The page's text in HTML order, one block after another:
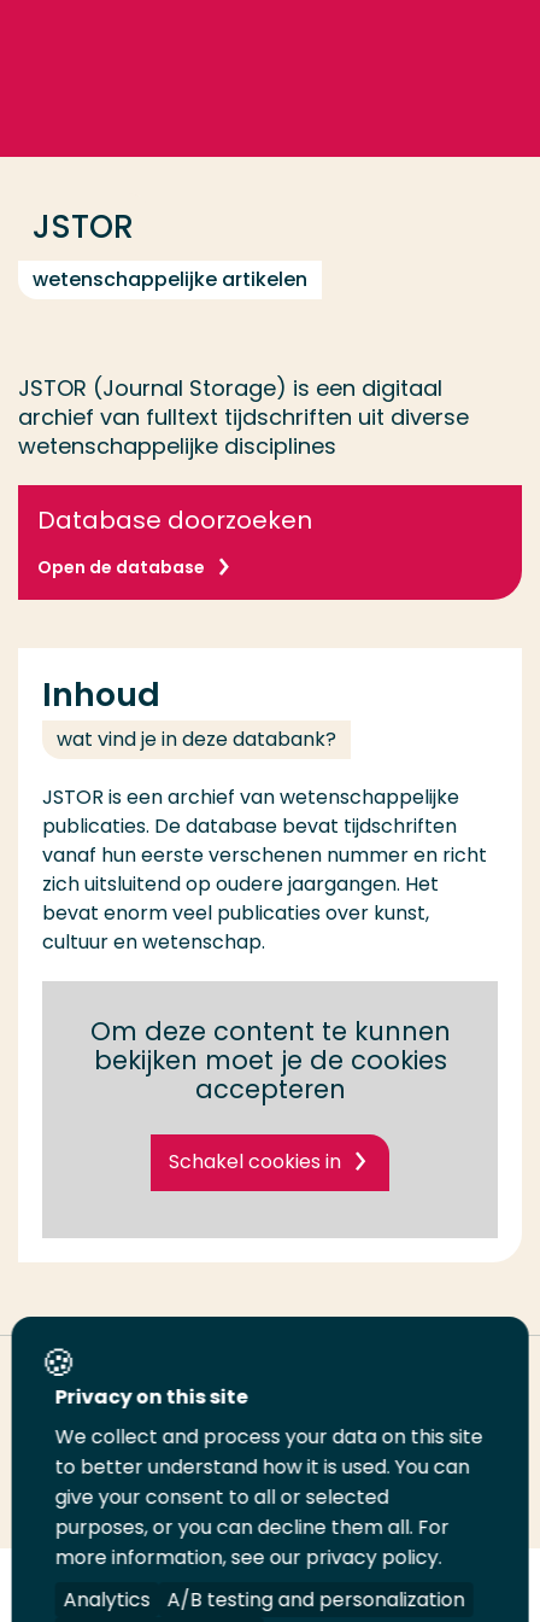
JSTOR
wetenschappelijke artikelen
JSTOR (Journal Storage) is een digitaal
archief van fulltext tijdschriften uit diverse
wetenschappelijke disciplines
Database doorzoeken
Open de database
Inhoud
wat vind je in deze databank?
JSTOR is een archief van wetenschappelijke
publicaties. De database bevat tijdschriften
vanaf hun eerste verschenen nummer en richt
zich uitsluitend op oudere jaargangen. Het
bevat enorm veel publicaties over kunst,
cultuur en wetenschap.
Om deze content te kunnen
bekijken moet je de cookies
accepteren
Schakel cookies in
Deel deze pagina
Deel
LinkedIn
Deel
op
Twitter
Deel
op
Facebook
Email
deze
pagina
Print
deze
pagina
VolgVolgVolgVolg
Contact
Privacy on this site
We collect and process your data on this site
to better understand how it is used. You can
give your consent to all or selected
purposes, or you can decline them all. For
more information, see our privacy policy.
Analytics
A/B testing and personalization